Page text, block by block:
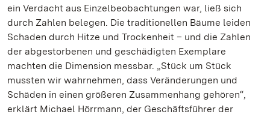
ein Verdacht aus Einzelbeobachtungen war, ließ sich
durch Zahlen belegen. Die traditionellen Bäume leiden
Schaden durch Hitze und Trockenheit – und die Zahlen
der abgestorbenen und geschädigten Exemplare
machten die Dimension messbar. „Stück um Stück
mussten wir wahrnehmen, dass Veränderungen und
Schäden in einen größeren Zusammenhang gehören“,
erklärt Michael Hörrmann, der Geschäftsführer der